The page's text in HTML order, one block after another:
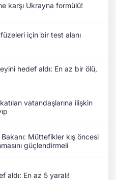
karşı Ukrayna formülü!
için bir test alanı
hedef aldı: En az bir ölü,
vatandaşlarına ilişkin
Müttefikler kış öncesi
güçlendirmeli
aldı: En az 5 yaralı!